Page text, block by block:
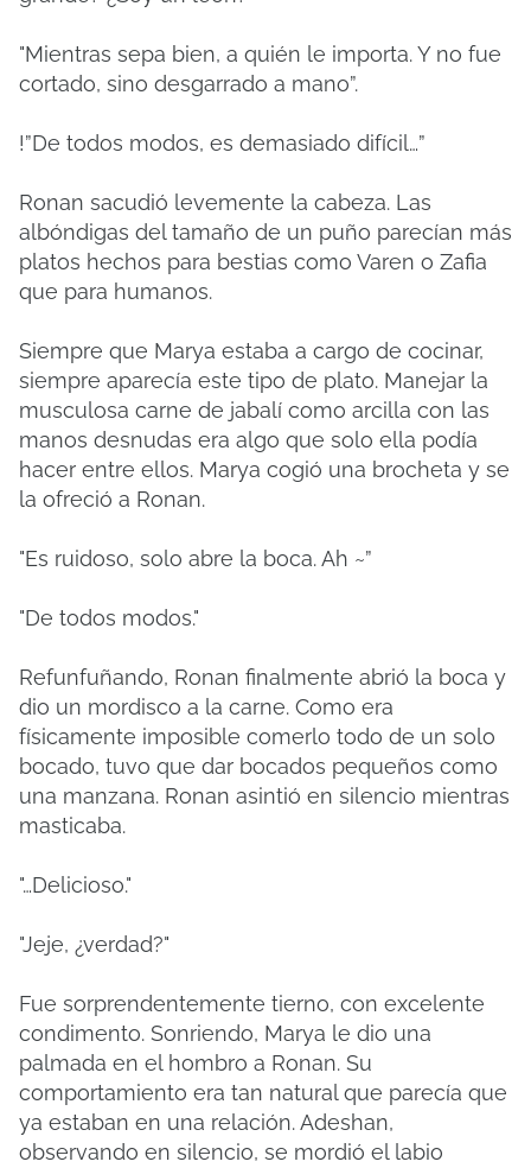
"Mientras sepa bien, a quién le importa. Y no fue
cortado, sino desgarrado a mano”.
!”De todos modos, es demasiado difícil…”
Ronan sacudió levemente la cabeza. Las
albóndigas del tamaño de un puño parecían más
platos hechos para bestias como Varen o Zafia
que para humanos.
Siempre que Marya estaba a cargo de cocinar,
siempre aparecía este tipo de plato. Manejar la
musculosa carne de jabalí como arcilla con las
manos desnudas era algo que solo ella podía
hacer entre ellos. Marya cogió una brocheta y se
la ofreció a Ronan.
"Es ruidoso, solo abre la boca. Ah ~”
"De todos modos."
Refunfuñando, Ronan finalmente abrió la boca y
dio un mordisco a la carne. Como era
físicamente imposible comerlo todo de un solo
bocado, tuvo que dar bocados pequeños como
una manzana. Ronan asintió en silencio mientras
masticaba.
"…Delicioso."
"Jeje, ¿verdad?"
Fue sorprendentemente tierno, con excelente
condimento. Sonriendo, Marya le dio una
palmada en el hombro a Ronan. Su
comportamiento era tan natural que parecía que
ya estaban en una relación. Adeshan,
observando en silencio, se mordió el labio